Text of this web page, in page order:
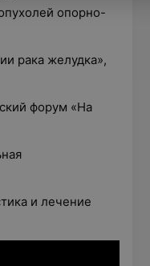
опорно-
рака желудка»,
форум «На
и лечение